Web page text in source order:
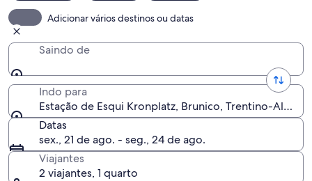
Adicionar vários destinos ou datas
Saindo de
Indo para
Estação de Esqui Kronplatz, Brunico, Trentino-Alto
Datas
sex., 21 de ago. - seg., 24 de ago.
Viajantes
2 viajantes, 1 quarto